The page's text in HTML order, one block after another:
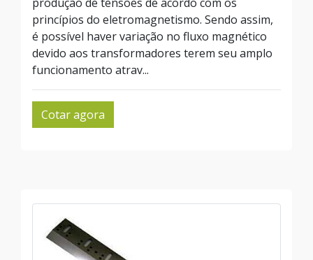
princípios do eletromagnetismo. Sendo assim,
é possível haver variação no fluxo magnético
devido aos transformadores terem seu amplo
funcionamento atrav...
Cotar agora